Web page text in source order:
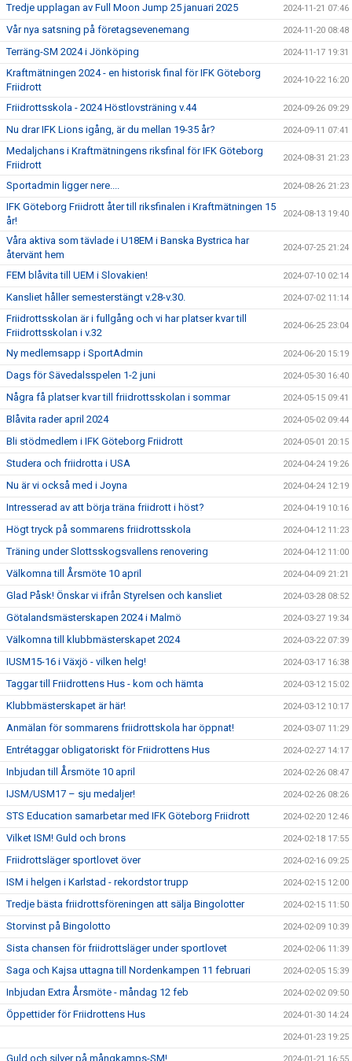
Tredje upplagan av Full Moon Jump 25 januari 2025 2024-11-21 07:46
Vår nya satsning på företagsevenemang 2024-11-20 08:48
Terräng-SM 2024 i Jönköping 2024-11-17 19:31
Kraftmätningen 2024 - en historisk final för IFK Göteborg
Friidrott
2024-10-22 16:20
Friidrottsskola - 2024 Höstlovsträning v.44 2024-09-26 09:29
Nu drar IFK Lions igång, är du mellan 19-35 år? 2024-09-11 07:41
Medaljchans i Kraftmätningens riksfinal för IFK Göteborg
Friidrott
2024-08-31 21:23
Sportadmin ligger nere.... 2024-08-26 21:23
IFK Göteborg Friidrott åter till riksfinalen i Kraftmätningen 15
år!
2024-08-13 19:40
Våra aktiva som tävlade i U18EM i Banska Bystrica har
återvänt hem
2024-07-25 21:24
FEM blåvita till UEM i Slovakien! 2024-07-10 02:14
Kansliet håller semesterstängt v.28-v.30. 2024-07-02 11:14
Friidrottsskolan är i fullgång och vi har platser kvar till
Friidrottsskolan i v.32
2024-06-25 23:04
Ny medlemsapp i SportAdmin 2024-06-20 15:19
Dags för Sävedalsspelen 1-2 juni 2024-05-30 16:40
Några få platser kvar till friidrottsskolan i sommar 2024-05-15 09:41
Blåvita rader april 2024 2024-05-02 09:44
Bli stödmedlem i IFK Göteborg Friidrott 2024-05-01 20:15
Studera och friidrotta i USA 2024-04-24 19:26
Nu är vi också med i Joyna 2024-04-24 12:19
Intresserad av att börja träna friidrott i höst? 2024-04-19 10:16
Högt tryck på sommarens friidrottsskola 2024-04-12 11:23
Träning under Slottsskogsvallens renovering 2024-04-12 11:00
Välkomna till Årsmöte 10 april 2024-04-09 21:21
Glad Påsk! Önskar vi ifrån Styrelsen och kansliet 2024-03-28 08:52
Götalandsmästerskapen 2024 i Malmö 2024-03-27 19:34
Välkomna till klubbmästerskapet 2024 2024-03-22 07:39
IUSM15-16 i Växjö - vilken helg! 2024-03-17 16:38
Taggar till Friidrottens Hus - kom och hämta 2024-03-12 15:02
Klubbmästerskapet är här! 2024-03-12 10:17
Anmälan för sommarens friidrottskola har öppnat! 2024-03-07 11:29
Entrétaggar obligatoriskt för Friidrottens Hus 2024-02-27 14:17
Inbjudan till Årsmöte 10 april 2024-02-26 08:47
IJSM/USM17 – sju medaljer! 2024-02-26 08:26
STS Education samarbetar med IFK Göteborg Friidrott 2024-02-20 12:46
Vilket ISM! Guld och brons 2024-02-18 17:55
Friidrottsläger sportlovet över 2024-02-16 09:25
ISM i helgen i Karlstad - rekordstor trupp 2024-02-15 12:00
Tredje bästa friidrottsföreningen att sälja Bingolotter 2024-02-15 11:50
Storvinst på Bingolotto 2024-02-09 10:39
Sista chansen för friidrottsläger under sportlovet 2024-02-06 11:39
Saga och Kajsa uttagna till Nordenkampen 11 februari 2024-02-05 15:39
Inbjudan Extra Årsmöte - måndag 12 feb 2024-02-02 09:50
Öppettider för Friidrottens Hus 2024-01-30 14:24
2024-01-23 19:25
Guld och silver på mångkamps-SM!